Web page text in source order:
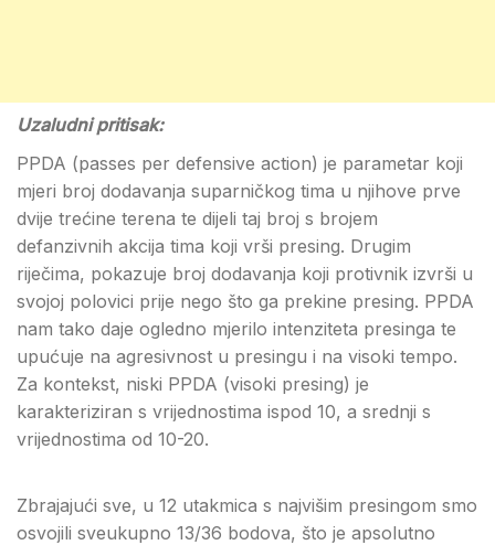
Uzaludni pritisak:
PPDA (passes per defensive action) je parametar koji
mjeri broj dodavanja suparničkog tima u njihove prve
dvije trećine terena te dijeli taj broj s brojem
defanzivnih akcija tima koji vrši presing. Drugim
riječima, pokazuje broj dodavanja koji protivnik izvrši u
svojoj polovici prije nego što ga prekine presing. PPDA
nam tako daje ogledno mjerilo intenziteta presinga te
upućuje na agresivnost u presingu i na visoki tempo.
Za kontekst, niski PPDA (visoki presing) je
karakteriziran s vrijednostima ispod 10, a srednji s
vrijednostima od 10-20.
Zbrajajući sve, u 12 utakmica s najvišim presingom smo
osvojili sveukupno 13/36 bodova, što je apsolutno